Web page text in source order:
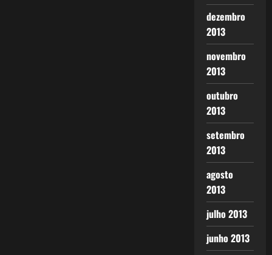
dezembro
2013
novembro
2013
outubro
2013
setembro
2013
agosto
2013
julho 2013
junho 2013